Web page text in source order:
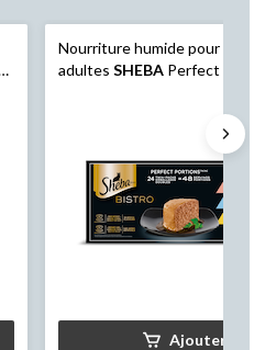
Nourriture humide pour chats
adultes SHEBAPerfect
Ajouter